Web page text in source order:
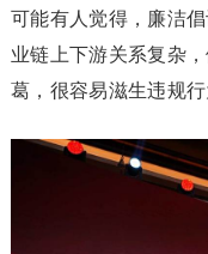
可能有人觉得，廉洁
业链上下游关系复杂
葛，很容易滋生违规